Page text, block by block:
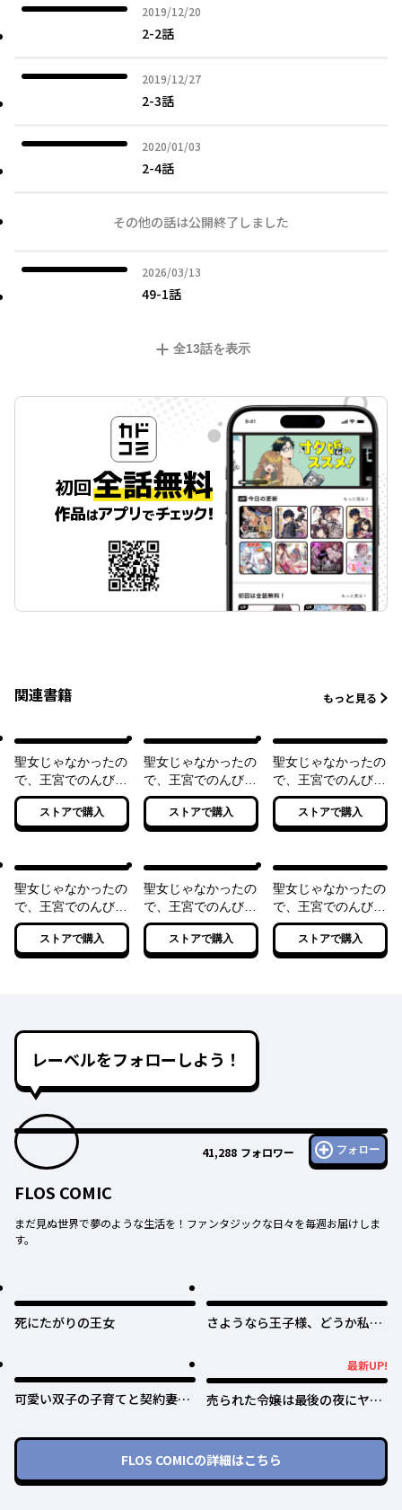
2019/12/20
2019年12月20日
2-2話
2019/12/27
2019年12月27日
2-3話
2020/01/03
2020年01月03日
2-4話
その他の話は公開終了しました
2026/03/13
2026年03月13日
49-1話
全13話を表示
関連書籍 もっと見る
聖女じゃなかったの
で、王宮でのんびり
ご飯を作ることにし
ましたストアで購入
聖女じゃなかったの
で、王宮でのんびり
ご飯を作ることにし
ました ２
ストアで購入
聖女じゃなかったの
で、王宮でのんびり
ご飯を作ることにし
ました ３
ストアで購入
聖女じゃなかったの
で、王宮でのんびり
ご飯を作ることにし
ました ４
ストアで購入
聖女じゃなかったの
で、王宮でのんびり
ご飯を作ることにし
ました ５
ストアで購入
聖女じゃなかったの
で、王宮でのんびり
ご飯を作ることにし
ました ６
ストアで購入
レーベルをフォローしよう！
41,288 フォロワー フォロー
FLOS COMIC
まだ見ぬ世界で夢のような生活を！ファンタジックな日々を毎週お届けしま
す。
死にたがりの王女
さようなら王子様、どうか私の
可愛い双子の子育てと契約妻は
最新UP!
売られた令嬢は最後の夜にヤリ
ていると、迎えに来たのは激重
王子様でした〜
FLOS COMICの詳細はこちら